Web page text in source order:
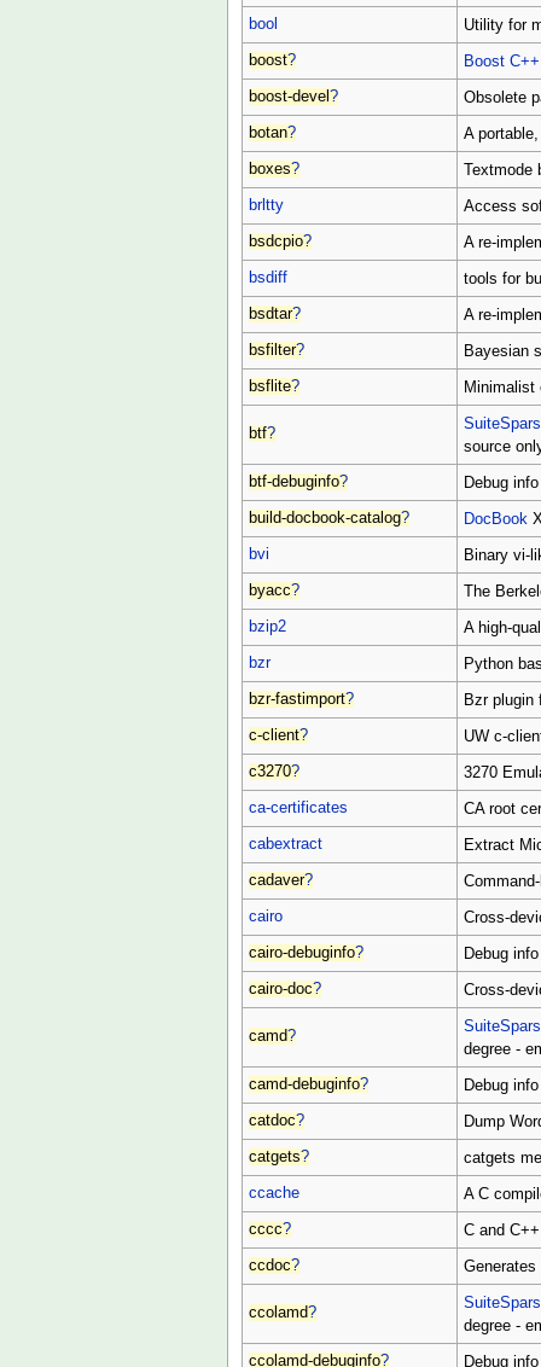
bool Utility for
boost? Boost C++
boost-devel? Obsolete
botan? A
boxes? Textmode
brltty Access
bsdcpio? A re-
bsdiff tools for
bsdtar? A re-
bsfilter? Bayesian
bsflite?
btf?
source
btf-debuginfo? Debug
build-docbook-catalog? DocBook
bvi Binary vi-
byacc? The
bzip2 A high-
bzr Python
bzr-fastimport? Bzr plugin
c-client? UW c-
c3270? 3270
ca-certificates CA root
cabextract Extract
cadaver?
cairo Cross-
cairo-debuginfo? Debug
cairo-doc? Cross-
camd?
degree -
camd-debuginfo? Debug
catdoc? Dump
catgets? catgets
ccache A C
cccc? C and
ccdoc?
ccolamd?
degree -
ccolamd-debuginfo? Debug